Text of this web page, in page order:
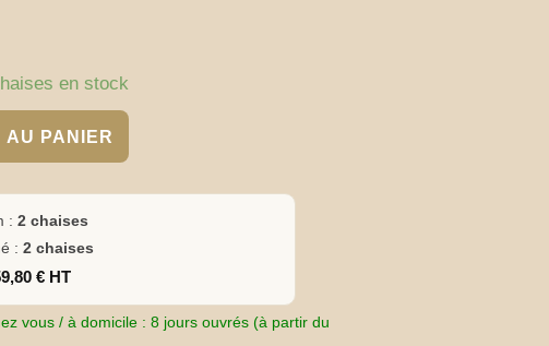
en stock
AU PANIER
: 2 chaises
: 2 chaises
€ HT
vous / à domicile : 8 jours ouvrés (à partir du